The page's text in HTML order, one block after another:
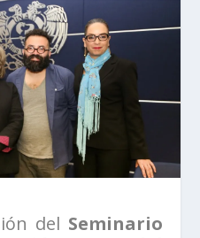
del Seminario